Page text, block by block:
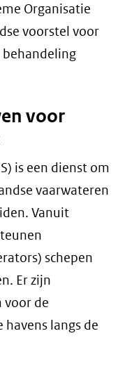
Organisatie
voorstel voor
voor
is een dienst om
vaarwateren
Vanuit
schepen
Er zijn
voor de
langs de